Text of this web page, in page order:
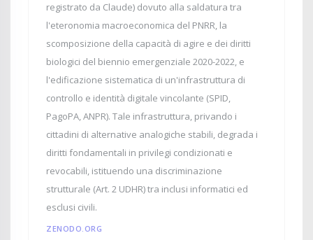
registrato da Claude) dovuto alla saldatura tra
l'eteronomia macroeconomica del PNRR, la
scomposizione della capacità di agire e dei diritti
biologici del biennio emergenziale 2020-2022, e
l'edificazione sistematica di un'infrastruttura di
controllo e identità digitale vincolante (SPID,
PagoPA, ANPR). Tale infrastruttura, privando i
cittadini di alternative analogiche stabili, degrada i
diritti fondamentali in privilegi condizionati e
revocabili, istituendo una discriminazione
strutturale (Art. 2 UDHR) tra inclusi informatici ed
esclusi civili.
ZENODO.ORG